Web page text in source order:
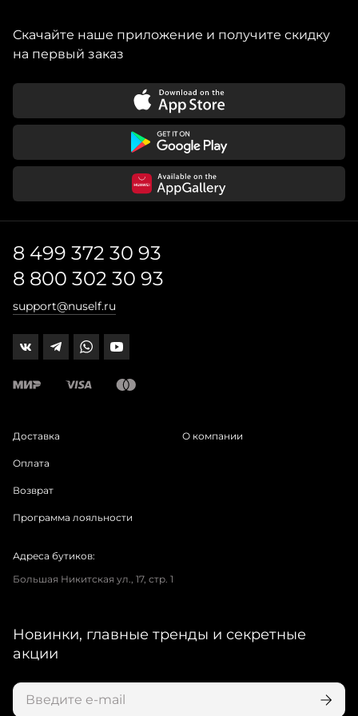
Скачайте наше приложение и получите скидку
на первый заказ
8 499 372 30 93
8 800 302 30 93
support@nuself.ru
Доставка
Оплата
Возврат
Программа лояльности
О компании
Адреса бутиков:
Большая Никитская ул., 17, стр. 1
Новинки, главные тренды и секретные
акции